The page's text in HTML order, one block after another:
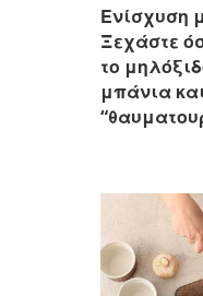
Ενίσχυση
Ξεχάστε
το
μπάνια